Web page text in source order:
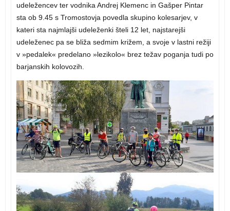
udeležencev ter vodnika Andrej Klemenc in Gašper Pintar
sta ob 9.45 s Tromostovja povedla skupino kolesarjev, v
kateri sta najmlajši udeleženki šteli 12 let, najstarejši
udeleženec pa se bliža sedmim križem, a svoje v lastni režiji
v »pedalek« predelano »lezikolo« brez težav poganja tudi po
barjanskih kolovozih.